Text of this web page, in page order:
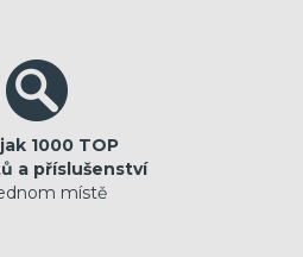
1000 TOP
a příslušenství
místě